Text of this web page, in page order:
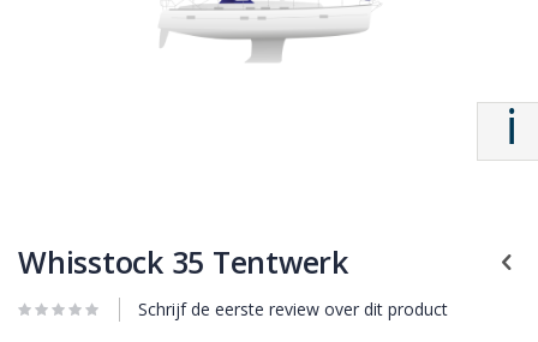
Whisstock 35 Tentwerk
Schrijf de eerste review over dit product